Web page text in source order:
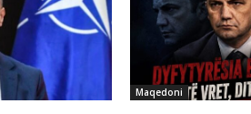
Maqedoni